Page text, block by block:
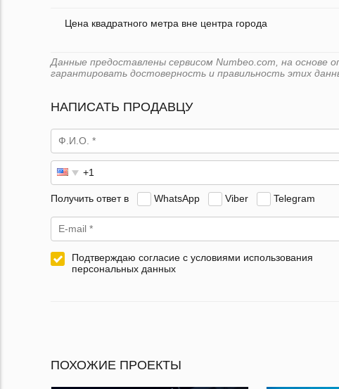
Цена квадратного метра вне центра города
Данные предоставлены сервисом Numbeo.com, на основе
гарантировать достоверность и правильность этих
НАПИСАТЬ ПРОДАВЦУ
Получить ответ в WhatsApp Viber Telegram
Подтверждаю согласие с условиями использования
персональных данных
ПОХОЖИЕ ПРОЕКТЫ